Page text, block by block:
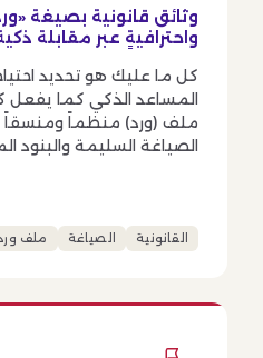
وثائق قانونية بصيغة
واحترافيةٍ عبر مقابلة
كل ما عليك هو تحديد
المساعد الذكي كما يفعل
ملف (ورد) منظماً ومنسقاً
الصياغة السليمة والبنود
القانونية الصياغة ملف